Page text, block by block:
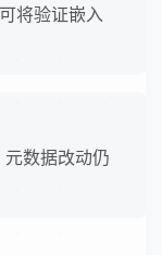
将验证嵌入
数据改动仍